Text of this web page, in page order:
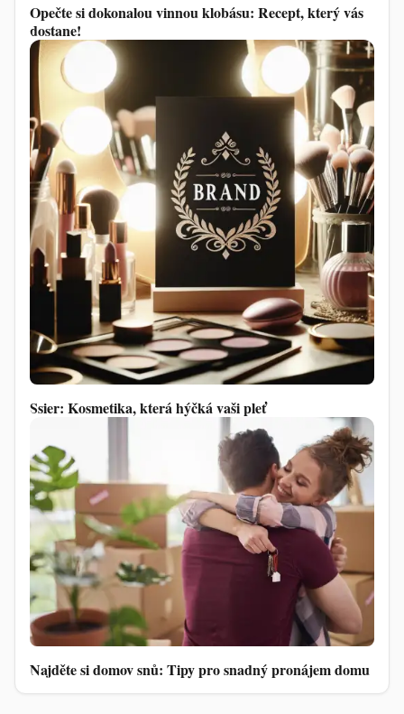
Opečte si dokonalou vinnou klobásu: Recept, který vás
dostane!
Ssier: Kosmetika, která hýčká vaši pleť
Najděte si domov snů: Tipy pro snadný pronájem domu